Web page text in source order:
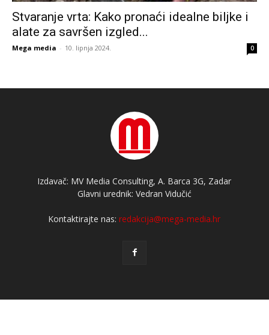
Stvaranje vrta: Kako pronaći idealne biljke i
alate za savršen izgled...
Mega media - 10. lipnja 2024. 0
Izdavač: MV Media Consulting, A. Barca 3G, Zadar
Glavni urednik: Vedran Vidučić
Kontaktirajte nas:redakcija@mega-media.hr